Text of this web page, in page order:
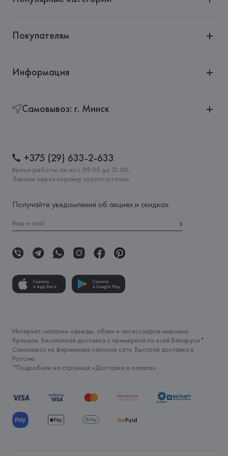
Покупателям
Информация
Самовывоз: г. Минск
+375 (29) 633-2-633
Время работы: пн-вс с 09:00 до 21:00,
Заказы через корзину круглосуточно
Получайте уведомления об акциях и скидках:
Скачать
в App Store
Скачать
в Google Play
Интернет-магазин одежды, обуви и аксессуаров мировых
брендов. Бесплатная доставка с примеркой по всей Беларуси*.
Самовывоз из фирменных салонов сети. Быстрая доставка в
Россию.
*Подробнее на странице «Доставка и оплата»